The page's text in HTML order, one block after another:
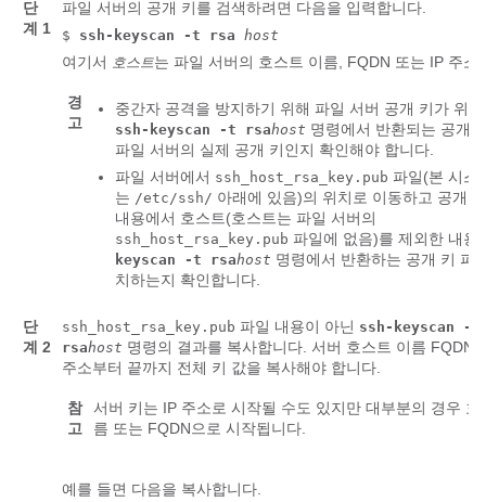
단
계 1
파일 서버의 공개 키를 검색하려면 다음을 입력합니다.
$ ssh-keyscan -t rsa host
여기서 호스트는 파일 서버의 호스트 이름, FQDN 또는 IP 주소
경
고
중간자 공격을 방지하기 위해 파일 서버 공개 키가 위
ssh-keyscan -t rsahost 명령에서 반환되는 공개
파일 서버의 실제 공개 키인지 확인해야 합니다.
파일 서버에서 ssh_host_rsa_key.pub 파일(본 시스
는 /etc/ssh/ 아래에 있음)의 위치로 이동하고 공개
내용에서 호스트(호스트는 파일 서버의
ssh_host_rsa_key.pub 파일에 없음)를 제외한 내용
keyscan -t rsahost 명령에서 반환하는 공개 키 파
치하는지 확인합니다.
단
계 2
ssh_host_rsa_key.pub 파일 내용이 아닌 ssh-keyscan -t
rsahost 명령의 결과를 복사합니다. 서버 호스트 이름 FQDN
주소부터 끝까지 전체 키 값을 복사해야 합니다.
참
고
서버 키는 IP 주소로 시작될 수도 있지만 대부분의 경우 호
름 또는 FQDN으로 시작됩니다.
예를 들면 다음을 복사합니다.